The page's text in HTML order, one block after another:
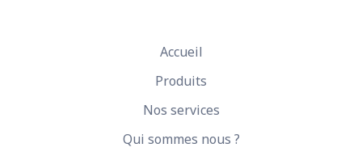
Accueil
Produits
Nos services
Qui sommes nous ?